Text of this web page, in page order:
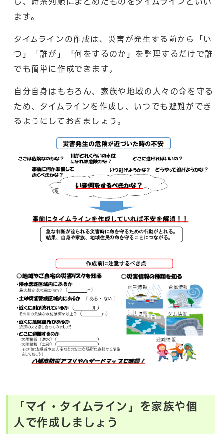
ます。
タイムラインの作成は、災害が発生する前から「い
つ」「誰が」「何をするのか」を整理するだけで誰
でも簡単に作成できます。
自分自身はもちろん、家族や地域の人々の命を守る
ため、タイムラインを作成し、いつでも避難ができ
るようにしておきましょう。
「マイ・タイムライン」を家族や個
人で作成しましょう